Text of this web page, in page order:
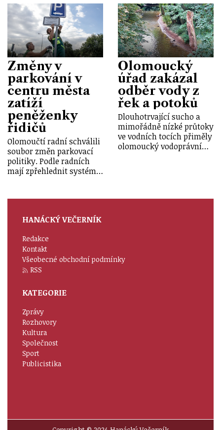
Změny v
parkování v
centru města
zatíží
peněženky
řidičů
Olomoučtí radní schválili
soubor změn parkovací
politiky. Podle radních
mají zpřehlednit systém…
Olomoucký
úřad zakázal
odběr vody z
řek a potoků
Dlouhotrvající sucho a
mimořádně nízké průtoky
ve vodních tocích přiměly
olomoucký vodoprávní…
HANÁCKÝ VEČERNÍK
Redakce
Kontakt
Všeobecné obchodní podmínky
RSS
KATEGORIE
Zprávy
Rozhovory
Kultura
Společnost
Sport
Publicistika